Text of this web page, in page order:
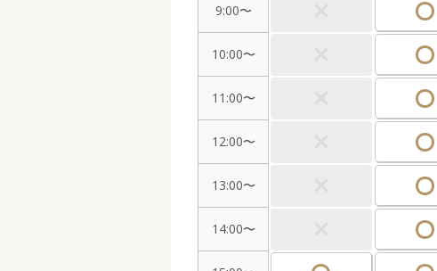
9:00〜
10:00〜
11:00〜
12:00〜
13:00〜
14:00〜